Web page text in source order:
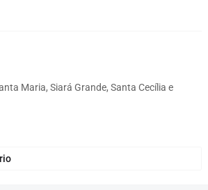
Maria, Siará Grande, Santa Cecília e